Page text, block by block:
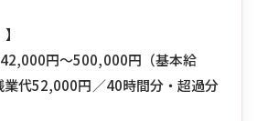
円〜500,000円（基本給
代52,000円／40時間分・超過分